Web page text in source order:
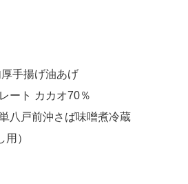
手揚げ油あげ
ート カカオ70％
八戸前沖さば味噌煮冷蔵
）